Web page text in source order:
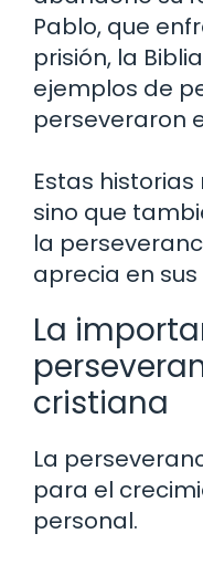
Pablo, que
prisión, la
ejemplos de
perseveraron
Estas
sino que
la
aprecia en
La
cristiana
La
para el
personal.